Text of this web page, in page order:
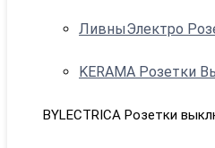
ЛивныЭлектро
KERAMA Розетки
BYLECTRICA Розетки